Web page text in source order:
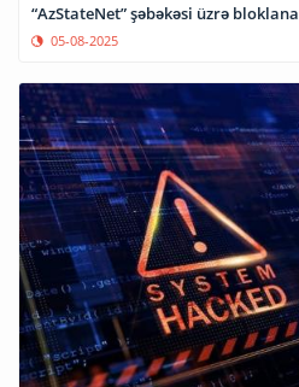
“AzStateNet” şəbəkəsi üzrə
05-08-2025